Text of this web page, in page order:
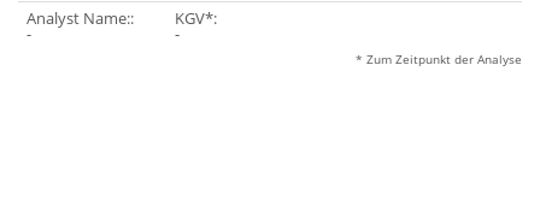
Analyst Name::
-
KGV*:
-
* Zum Zeitpunkt der Analyse